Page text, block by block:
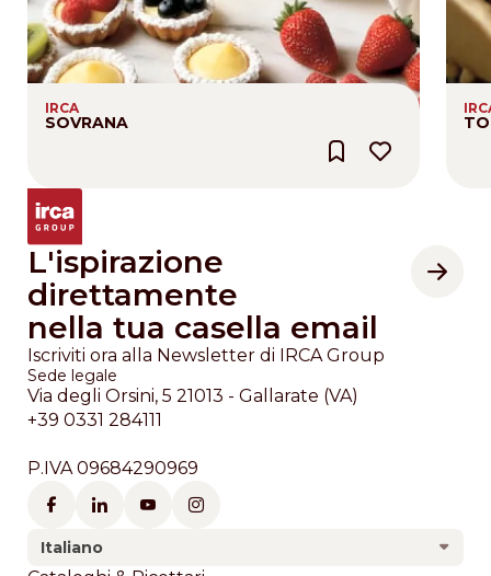
IRCA
SOVRANA
L'ispirazione
direttamente
nella tua casella email
Iscriviti ora alla Newsletter di IRCA Group
Sede legale
Via degli Orsini, 5 21013 - Gallarate (VA)
+39 0331 284111
P.IVA 09684290969
Italiano